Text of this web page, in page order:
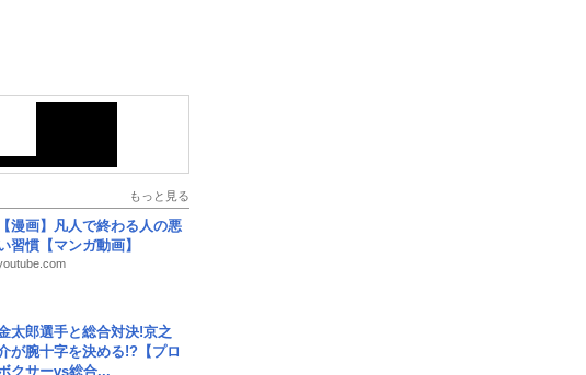
もっと見る
【漫画】凡人で終わる人の悪
習慣【マンガ動画】
太郎選手と総合対決!京之
が腕十字を決める!?【プロ
クサーvs総合...